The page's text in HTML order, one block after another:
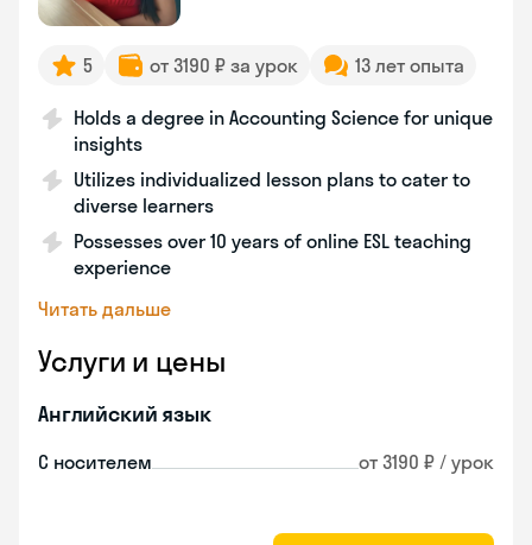
5 от 3190 ₽ за урок 13 лет опыта
Holds a degree in Accounting Science for unique
insights
Utilizes individualized lesson plans to cater to
diverse learners
Possesses over 10 years of online ESL teaching
experience
Читать дальше
Услуги и цены
Английский язык
С носителем от 3190 ₽ / урок